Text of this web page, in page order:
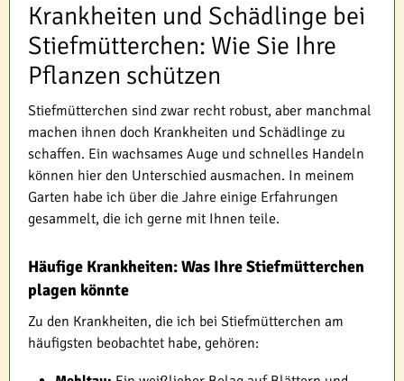
Krankheiten und Schädlinge bei
Stiefmütterchen: Wie Sie Ihre
Pflanzen schützen
Stiefmütterchen sind zwar recht robust, aber manchmal
machen ihnen doch Krankheiten und Schädlinge zu
schaffen. Ein wachsames Auge und schnelles Handeln
können hier den Unterschied ausmachen. In meinem
Garten habe ich über die Jahre einige Erfahrungen
gesammelt, die ich gerne mit Ihnen teile.
Häufige Krankheiten: Was Ihre Stiefmütterchen
plagen könnte
Zu den Krankheiten, die ich bei Stiefmütterchen am
häufigsten beobachtet habe, gehören: